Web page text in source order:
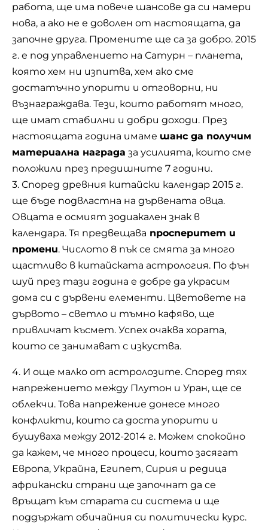
работа, ще има повече шансове да си намери
нова, а ако не е доволен от настоящата, да
започне друга. Промените ще са за добро. 2015
г. е под управлението на Сатурн – планета,
която хем ни изпитва, хем ако сме
достатъчно упорити и отговорни, ни
възнаграждава. Тези, които работят много,
ще имат стабилни и добри доходи. През
настоящата година имаме шанс да получим
материална награда за усилията, които сме
положили през предишните 7 години.
3. Според древния китайски календар 2015 г.
ще бъде подвластна на дървената овца.
Овцата е осмият зодиакален знак в
календара. Тя предвещава просперитет и
промени. Числото 8 пък се смята за много
щастливо в китайската астрология. По фън
шуй през тази година е добре да украсим
дома си с дървени елементи. Цветовете на
дървото – светло и тъмно кафяво, ще
привличат късмет. Успех очаква хората,
които се занимават с изкуства.
4. И още малко от астролозите. Според тях
напрежението между Плутон и Уран, ще се
облекчи. Това напрежение донесе много
конфликти, които са доста упорити и
бушуваха между 2012-2014 г. Можем спокойно
да кажем, че много процеси, които засягат
Европа, Украйна, Египет, Сирия и редица
африкански страни ще започнат да се
връщат към старата си система и ще
поддържат обичайния си политически курс.